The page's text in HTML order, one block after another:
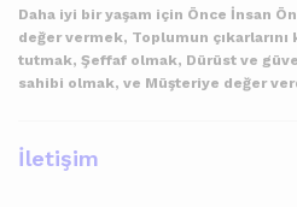
Daha iyi bir yaşam için Önce İnsan
değer vermek, Toplumun çıkarlarını
tutmak, Şeffaf olmak, Dürüst ve
sahibi olmak, ve Müşteriye değer
İletişim